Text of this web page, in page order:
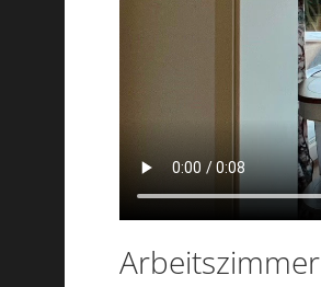
Arbeitszimmer